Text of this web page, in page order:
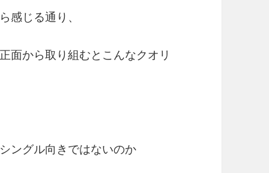
感じる通り、
面から取り組むとこんなクオリ
ングル向きではないのか